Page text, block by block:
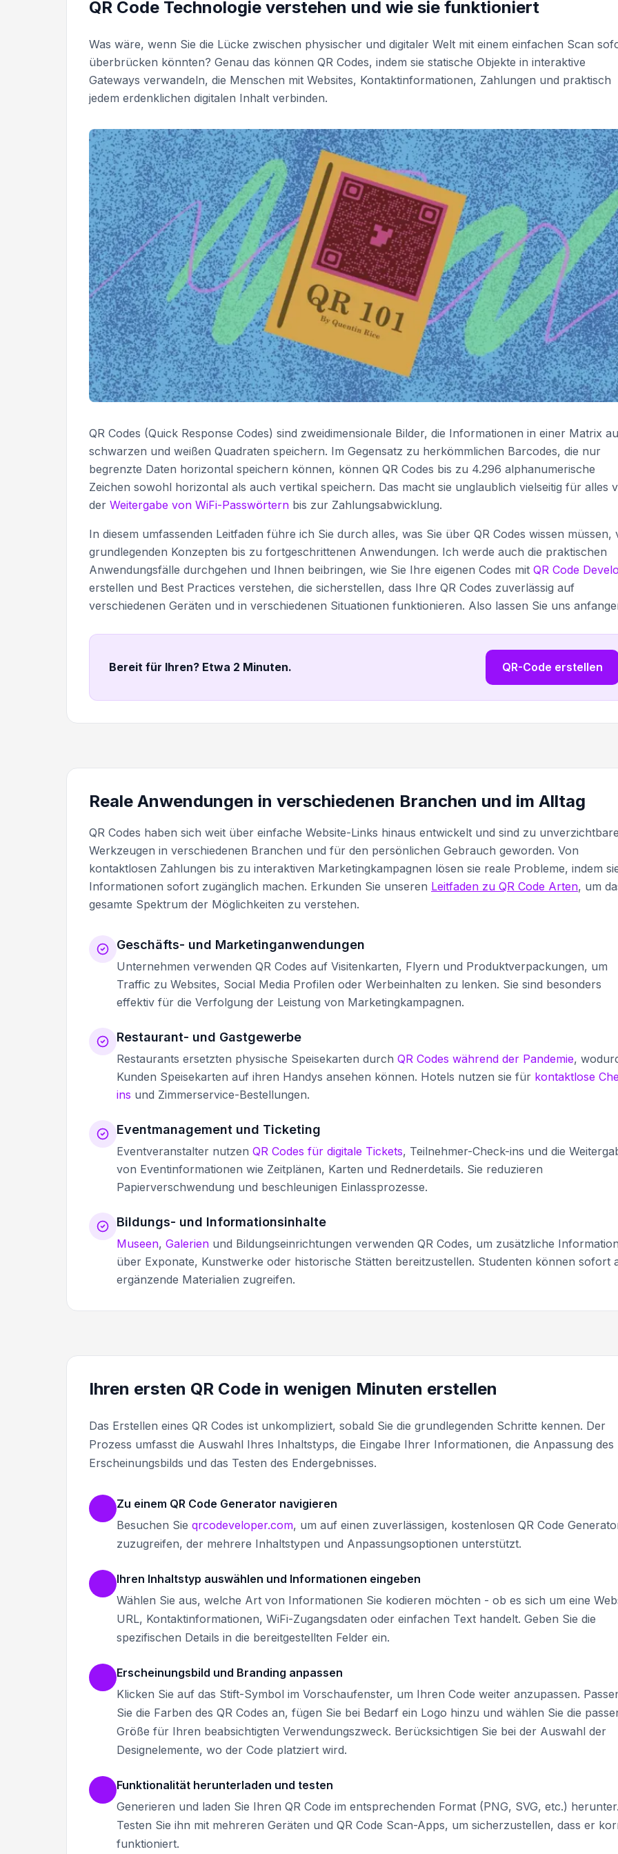
QR Code Technologie verstehen und wie sie funktioniert
Was wäre, wenn Sie die Lücke zwischen physischer und digitaler Welt mit einem einfachen Scan
überbrücken könnten? Genau das können QR Codes, indem sie statische Objekte in interaktive
Gateways verwandeln, die Menschen mit Websites, Kontaktinformationen, Zahlungen und praktisch
jedem erdenklichen digitalen Inhalt verbinden.
QR Codes (Quick Response Codes) sind zweidimensionale Bilder, die Informationen in einer Matrix
schwarzen und weißen Quadraten speichern. Im Gegensatz zu herkömmlichen Barcodes, die nur
begrenzte Daten horizontal speichern können, können QR Codes bis zu 4.296 alphanumerische
Zeichen sowohl horizontal als auch vertikal speichern. Das macht sie unglaublich vielseitig für alles
der Weitergabe von WiFi-Passwörtern bis zur Zahlungsabwicklung.
In diesem umfassenden Leitfaden führe ich Sie durch alles, was Sie über QR Codes wissen müssen,
grundlegenden Konzepten bis zu fortgeschrittenen Anwendungen. Ich werde auch die praktischen
Anwendungsfälle durchgehen und Ihnen beibringen, wie Sie Ihre eigenen Codes mit QR Code
erstellen und Best Practices verstehen, die sicherstellen, dass Ihre QR Codes zuverlässig auf
verschiedenen Geräten und in verschiedenen Situationen funktionieren. Also lassen Sie uns
Bereit für Ihren? Etwa 2 Minuten. QR-Code erstellen
Reale Anwendungen in verschiedenen Branchen und im Alltag
QR Codes haben sich weit über einfache Website-Links hinaus entwickelt und sind zu
Werkzeugen in verschiedenen Branchen und für den persönlichen Gebrauch geworden. Von
kontaktlosen Zahlungen bis zu interaktiven Marketingkampagnen lösen sie reale Probleme, indem
Informationen sofort zugänglich machen. Erkunden Sie unseren Leitfaden zu QR Code Arten, um
gesamte Spektrum der Möglichkeiten zu verstehen.
Geschäfts- und Marketinganwendungen
Unternehmen verwenden QR Codes auf Visitenkarten, Flyern und Produktverpackungen, um
Traffic zu Websites, Social Media Profilen oder Werbeinhalten zu lenken. Sie sind besonders
effektiv für die Verfolgung der Leistung von Marketingkampagnen.
Restaurant- und Gastgewerbe
Restaurants ersetzten physische Speisekarten durch QR Codes während der Pandemie,
Kunden Speisekarten auf ihren Handys ansehen können. Hotels nutzen sie für kontaktlose
ins und Zimmerservice-Bestellungen.
Eventmanagement und Ticketing
Eventveranstalter nutzen QR Codes für digitale Tickets, Teilnehmer-Check-ins und die
von Eventinformationen wie Zeitplänen, Karten und Rednerdetails. Sie reduzieren
Papierverschwendung und beschleunigen Einlassprozesse.
Bildungs- und Informationsinhalte
Museen, Galerien und Bildungseinrichtungen verwenden QR Codes, um zusätzliche
über Exponate, Kunstwerke oder historische Stätten bereitzustellen. Studenten können sofort
ergänzende Materialien zugreifen.
Ihren ersten QR Code in wenigen Minuten erstellen
Das Erstellen eines QR Codes ist unkompliziert, sobald Sie die grundlegenden Schritte kennen. Der
Prozess umfasst die Auswahl Ihres Inhaltstyps, die Eingabe Ihrer Informationen, die Anpassung des
Erscheinungsbilds und das Testen des Endergebnisses.
Zu einem QR Code Generator navigieren
Besuchen Sie qrcodeveloper.com, um auf einen zuverlässigen, kostenlosen QR Code
zuzugreifen, der mehrere Inhaltstypen und Anpassungsoptionen unterstützt.
Ihren Inhaltstyp auswählen und Informationen eingeben
Wählen Sie aus, welche Art von Informationen Sie kodieren möchten - ob es sich um eine
URL, Kontaktinformationen, WiFi-Zugangsdaten oder einfachen Text handelt. Geben Sie die
spezifischen Details in die bereitgestellten Felder ein.
Erscheinungsbild und Branding anpassen
Klicken Sie auf das Stift-Symbol im Vorschaufenster, um Ihren Code weiter anzupassen.
Sie die Farben des QR Codes an, fügen Sie bei Bedarf ein Logo hinzu und wählen Sie die
Größe für Ihren beabsichtigten Verwendungszweck. Berücksichtigen Sie bei der Auswahl der
Designelemente, wo der Code platziert wird.
Funktionalität herunterladen und testen
Generieren und laden Sie Ihren QR Code im entsprechenden Format (PNG, SVG, etc.) herunter.
Testen Sie ihn mit mehreren Geräten und QR Code Scan-Apps, um sicherzustellen, dass er
funktioniert.